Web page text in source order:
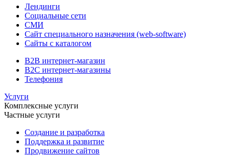
Лендинги
Социальные сети
СМИ
Сайт специального назначения (web-software)
Сайты с каталогом
B2B интернет-магазин
B2C интернет-магазины
Телефония
Услуги
Комплексные услуги
Частные услуги
Создание и разработка
Поддержка и развитие
Продвижение сайтов